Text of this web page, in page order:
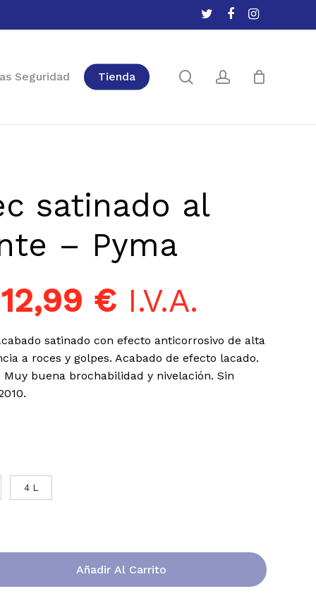
twitterfacebookinstagram
Seguridad Tienda searchaccount
Close
satinado al
– Pyma
12,99 € I.V.A.
satinado con efecto anticorrosivo de alta
a roces y golpes. Acabado de efecto lacado.
buena brochabilidad y nivelación. Sin
4 L
Añadir Al Carrito